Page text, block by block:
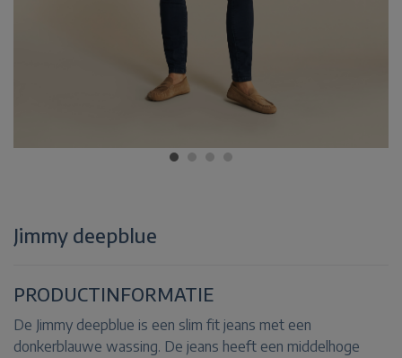
Jimmy deepblue
PRODUCTINFORMATIE
De Jimmy deepblue is een slim fit jeans met een
donkerblauwe wassing. De jeans heeft een middelhoge